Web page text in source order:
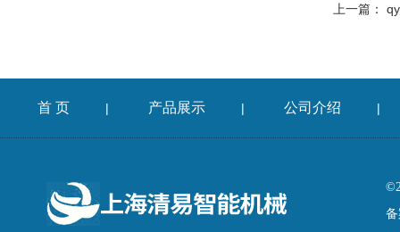
上一篇：
首 页 | 产品展示 | 公司介绍 |
备